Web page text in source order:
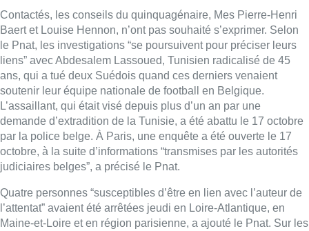
Contactés, les conseils du quinquagénaire, Mes Pierre-Henri
Baert et Louise Hennon, n’ont pas souhaité s’exprimer. Selon
le Pnat, les investigations “se poursuivent pour préciser leurs
liens” avec Abdesalem Lassoued, Tunisien radicalisé de 45
ans, qui a tué deux Suédois quand ces derniers venaient
soutenir leur équipe nationale de football en Belgique.
L’assaillant, qui était visé depuis plus d’un an par une
demande d’extradition de la Tunisie, a été abattu le 17 octobre
par la police belge. À Paris, une enquête a été ouverte le 17
octobre, à la suite d’informations “transmises par les autorités
judiciaires belges”, a précisé le Pnat.
Quatre personnes “susceptibles d’être en lien avec l’auteur de
l’attentat” avaient été arrêtées jeudi en Loire-Atlantique, en
Maine-et-Loire et en région parisienne, a ajouté le Pnat. Sur les